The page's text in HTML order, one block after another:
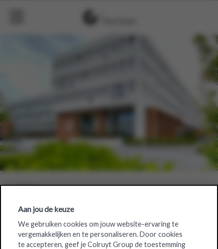
DATS 24 Haasrode faciliteert
groene mobiliteit
Aan jou de keuze
We gebruiken cookies om jouw website-ervaring te
vergemakkelijken en te personaliseren. Door cookies
te accepteren, geef je Colruyt Group de toestemming